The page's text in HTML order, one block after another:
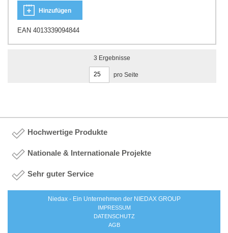
Hinzufügen
EAN 4013339094844
3 Ergebnisse
pro Seite
Hochwertige Produkte
Nationale & Internationale Projekte
Sehr guter Service
Niedax - Ein Unternehmen der NIEDAX GROUP
IMPRESSUM
DATENSCHUTZ
AGB